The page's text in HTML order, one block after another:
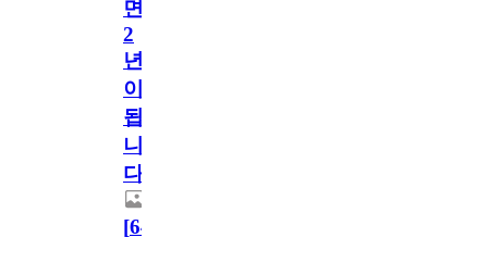
면
2
년
이
됩
니
다.
[64